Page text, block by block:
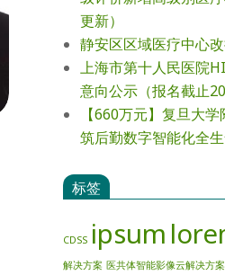
更新）
静安区区域医疗中心
上海市第十人民医院
意向公示（报名截止
【660万元】复旦大
筑后勤数字智能化全
标签
CDSS ipsum
解决方案 医共体智能影像云解决方案